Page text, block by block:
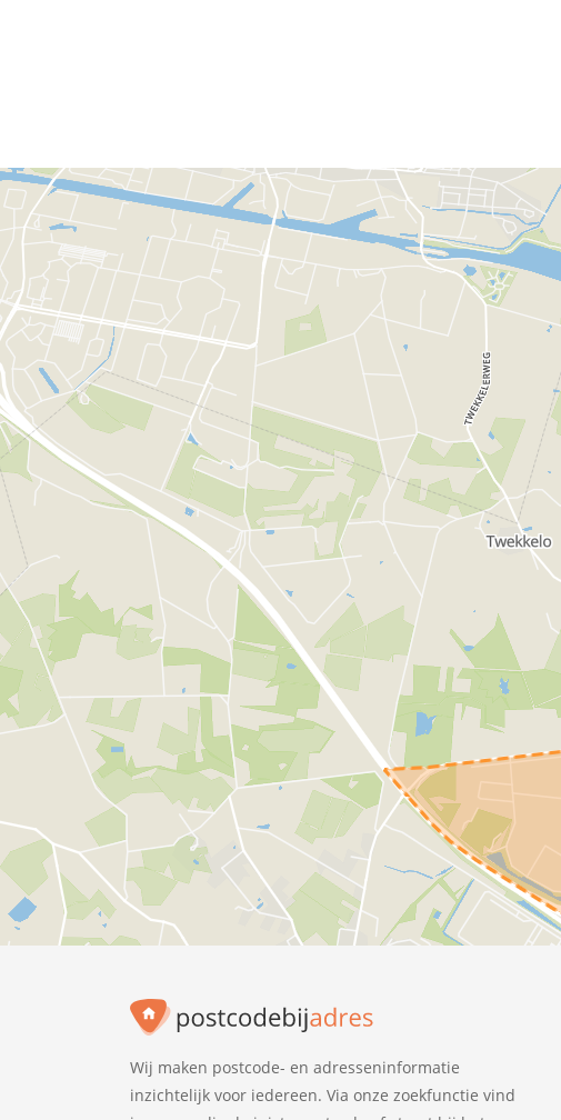
Wij maken postcode- en adresseninformatie
inzichtelijk voor iedereen. Via onze zoekfunctie vind